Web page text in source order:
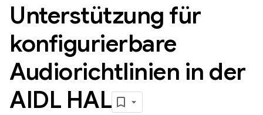
Unterstützung für
konfigurierbare
Audiorichtlinien in der
AIDL HAL